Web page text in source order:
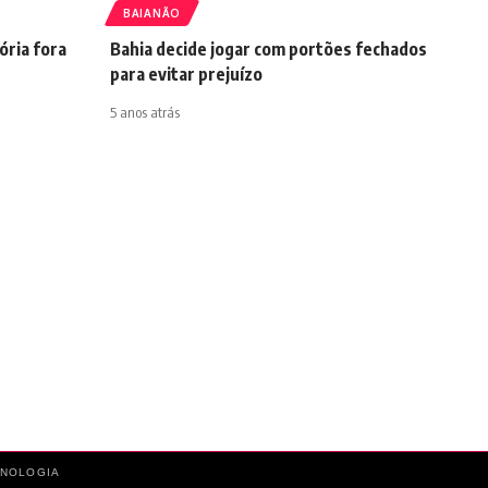
fora
BAIANÃO
Bahia decide jogar com portões fechados
para evitar prejuízo
5 anos atrás